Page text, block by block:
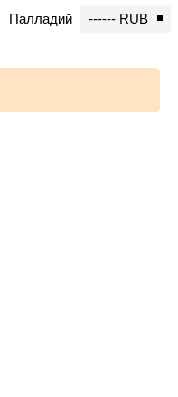
Палладий ------ RUB